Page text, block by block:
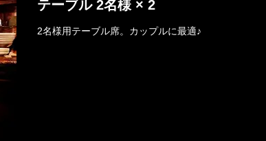
テーブル 2名様 × 2
2名様用テーブル席。カップルに最適♪